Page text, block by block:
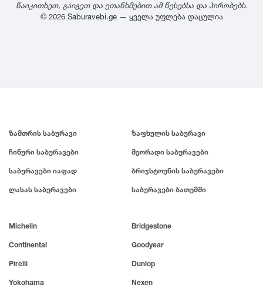
წაიკითხეთ, გაიგეთ და ეთანხმებით ამ წესებსა და პირობებს.
© 2026 Saburavebi.ge— ყველა უფლება დაცულია
ზამთრის საბურავი ზაფხულის საბურავი
ჩინური საბურავები მეორადი საბურავები
საბურავები იაფად ბრიჯსტოუნის საბურავები
ლასას საბურავები საბურავები ბათუმში
Michelin Bridgestone
Continental Goodyear
Pirelli Dunlop
Yokohama Nexen